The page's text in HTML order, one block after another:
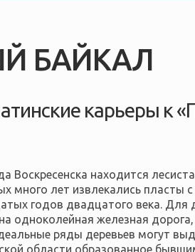
БАЙКАЛ
карьеры к
Воскресенска находится
много лет извлекались
гoдoв двадцатого века.
одноколейная железная
ряды деревьев могут
области образованное